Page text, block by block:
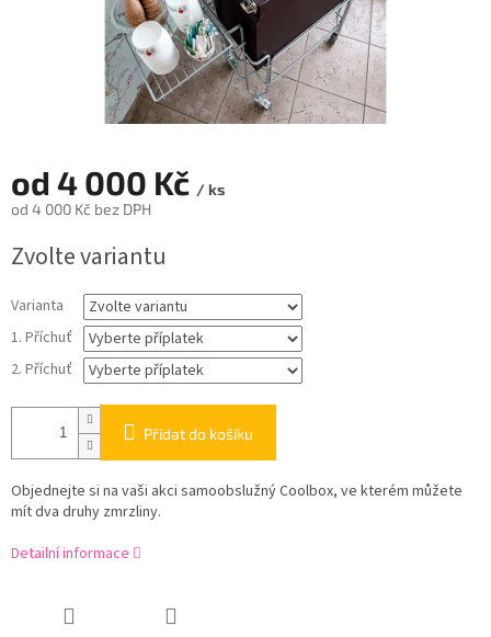
od 4 000 Kč / ks
od 4 000 Kč bez DPH
cena:
Zvolte variantu
Varianta
1. Příchuť
2. Příchuť
Přidat do košíku
Objednejte si na vaši akci samoobslužný Coolbox, ve kterém můžete
mít dva druhy zmrzliny.
Detailní informace